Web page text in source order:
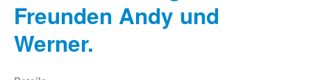
Freunden Andy und
Werner.